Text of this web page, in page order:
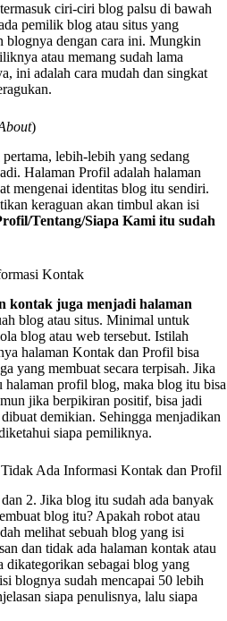
ciri-ciri blog palsu di bawah
pemilik blog atau situs yang
blognya dengan cara ini. Mungkin
atau memang sudah lama
ini adalah cara mudah dan singkat
)
lebih-lebih yang sedang
Halaman Profil adalah halaman
mengenai identitas blog itu sendiri.
keraguan akan timbul akan isi
Tentang/Siapa Kami itu sudah
Kontak
kontak juga menjadi halaman
blog atau situs. Minimal untuk
blog atau web tersebut. Istilah
halaman Kontak dan Profil bisa
yang membuat secara terpisah. Jika
halaman profil blog, maka blog itu bisa
jika berpikiran positif, bisa jadi
demikian. Sehingga menjadikan
siapa pemiliknya.
Ada Informasi Kontak dan Profil
2. Jika blog itu sudah ada banyak
blog itu? Apakah robot atau
melihat sebuah blog yang isi
dan tidak ada halaman kontak atau
sebagai blog yang
blognya sudah mencapai 50 lebih
siapa penulisnya, lalu siapa